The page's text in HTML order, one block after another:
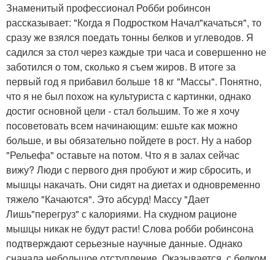
Знаменитый профессионал Робби робинсон
рассказывает: "Когда я Подростком Начал"качаться", то
сразу же взялся поедать тонны белков и углеводов. Я
садился за стол через каждые три часа и совершенно не
заботился о том, сколько я съем жиров. В итоге за
первый год я прибавил больше 18 кг "Массы". Понятно,
что я не был похож на культуриста с картинки, однако
достиг основной цели - стал большим. То же я хочу
посоветовать всем начинающим: ешьте как можно
больше, и вы обязательно пойдете в рост. Ну а набор
"Рельефа" оставьте на потом. Что я в залах сейчас
вижу? Люди с первого дня пробуют и жир сбросить, и
мышцы накачать. Они сидят на диетах и одновременно
тяжело "Качаются". Это абсурд! Массу "Дает
Лишь"перегруз" с калориями. На скудном рационе
мышцы никак не будут расти! Слова робби робинсона
подтверждают серьезные научные данные. Однако